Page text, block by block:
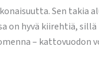
Sen takia
on hyvä kiirehtiä,
–